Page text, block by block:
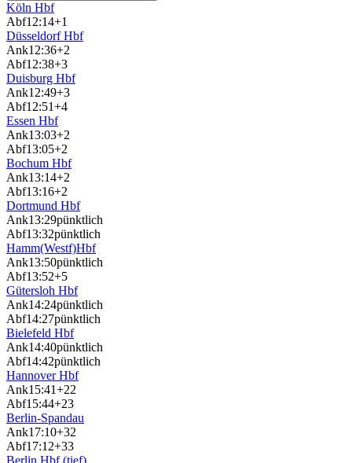
Köln Hbf
Abf12:14+1
Düsseldorf Hbf
Ank12:36+2
Abf12:38+3
Duisburg Hbf
Ank12:49+3
Abf12:51+4
Essen Hbf
Ank13:03+2
Abf13:05+2
Bochum Hbf
Ank13:14+2
Abf13:16+2
Dortmund Hbf
Ank13:29pünktlich
Abf13:32pünktlich
Hamm(Westf)Hbf
Ank13:50pünktlich
Abf13:52+5
Gütersloh Hbf
Ank14:24pünktlich
Abf14:27pünktlich
Bielefeld Hbf
Ank14:40pünktlich
Abf14:42pünktlich
Hannover Hbf
Ank15:41+22
Abf15:44+23
Berlin-Spandau
Ank17:10+32
Abf17:12+33